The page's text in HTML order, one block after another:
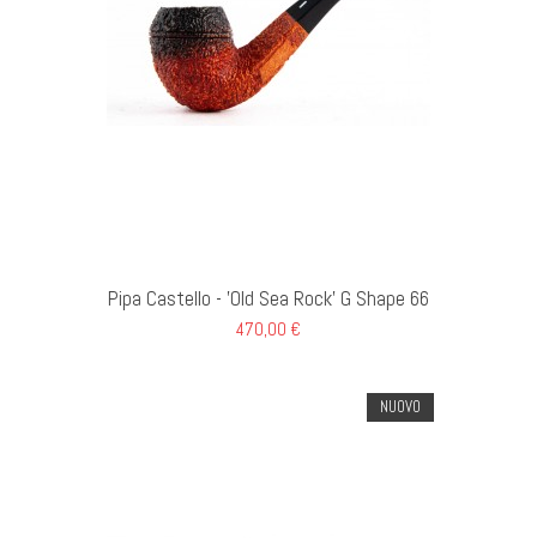
Pipa Castello - 'Old Sea Rock' G Shape 66
470,00 €
NUOVO